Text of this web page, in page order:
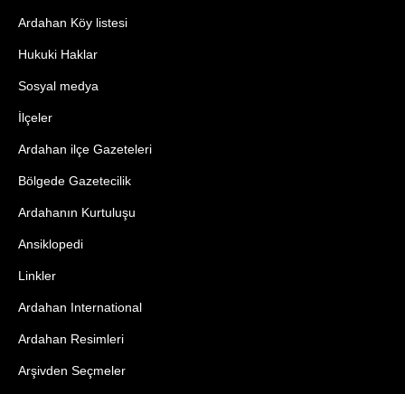
Ardahan Köy listesi
Hukuki Haklar
Sosyal medya
İlçeler
Ardahan ilçe Gazeteleri
Bölgede Gazetecilik
Ardahanın Kurtuluşu
Ansiklopedi
Linkler
Ardahan International
Ardahan Resimleri
Arşivden Seçmeler